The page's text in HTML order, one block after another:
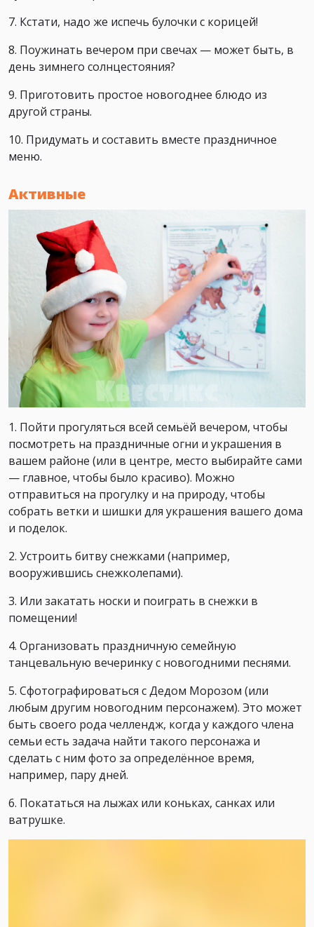
7. Кстати, надо же испечь булочки с корицей!
8. Поужинать вечером при свечах — может быть, в
день зимнего солнцестояния?
9. Приготовить простое новогоднее блюдо из
другой страны.
10. Придумать и составить вместе праздничное
меню.
Активные
1. Пойти прогуляться всей семьёй вечером, чтобы
посмотреть на праздничные огни и украшения в
вашем районе (или в центре, место выбирайте сами
— главное, чтобы было красиво). Можно
отправиться на прогулку и на природу, чтобы
собрать ветки и шишки для украшения вашего дома
и поделок.
2. Устроить битву снежками (например,
вооружившись снежколепами).
3. Или закатать носки и поиграть в снежки в
помещении!
4. Организовать праздничную семейную
танцевальную вечеринку с новогодними песнями.
5. Сфотографироваться с Дедом Морозом (или
любым другим новогодним персонажем). Это может
быть своего рода челлендж, когда у каждого члена
семьи есть задача найти такого персонажа и
сделать с ним фото за определённое время,
например, пару дней.
6. Покататься на лыжах или коньках, санках или
ватрушке.